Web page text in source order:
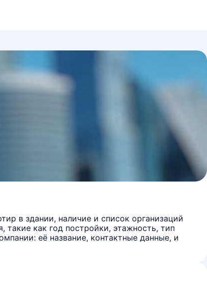
в здании, наличие и список организаций
как год постройки, этажность, тип
её название, контактные данные, и